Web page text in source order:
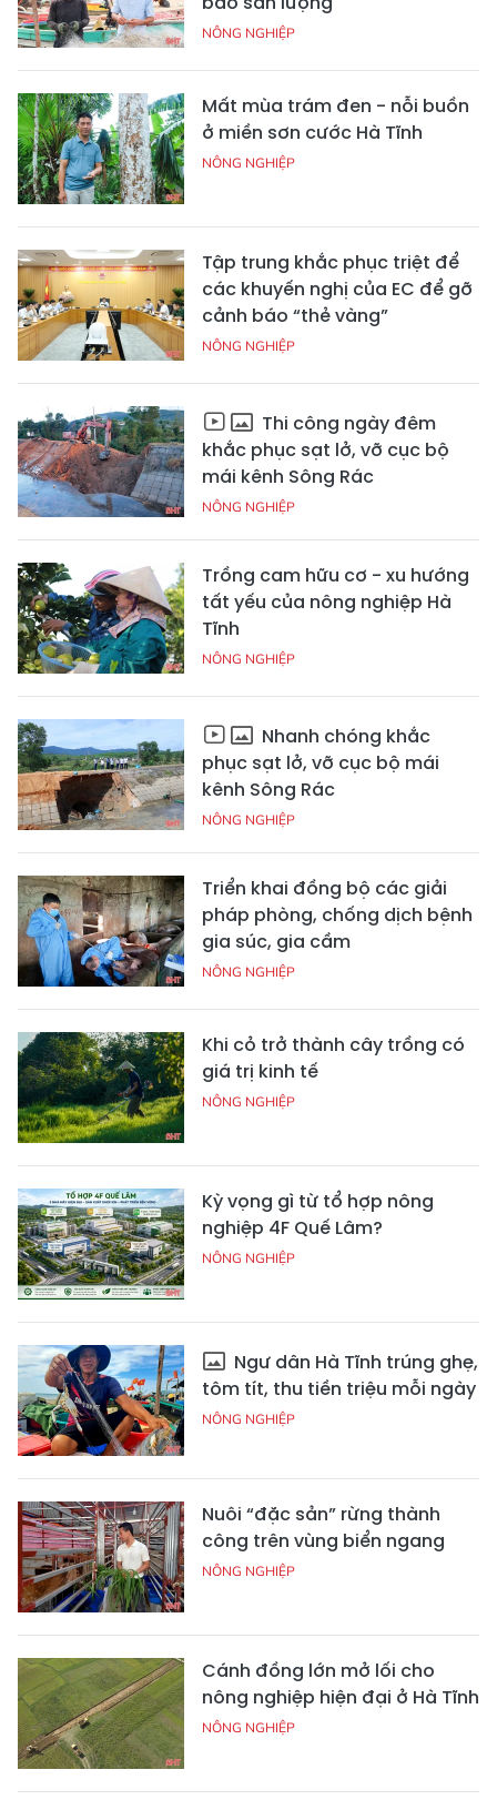
NÔNG NGHIỆP
Mất mùa trám đen - nỗi buồn
ở miền sơn cước Hà Tĩnh
NÔNG NGHIỆP
Tập trung khắc phục triệt để
các khuyến nghị của EC để gỡ
cảnh báo “thẻ vàng”
NÔNG NGHIỆP
Thi công ngày đêm
khắc phục sạt lở, vỡ cục bộ
mái kênh Sông Rác
NÔNG NGHIỆP
Trồng cam hữu cơ - xu hướng
tất yếu của nông nghiệp Hà
Tĩnh
NÔNG NGHIỆP
Nhanh chóng khắc
phục sạt lở, vỡ cục bộ mái
kênh Sông Rác
NÔNG NGHIỆP
Triển khai đồng bộ các giải
pháp phòng, chống dịch bệnh
gia súc, gia cầm
NÔNG NGHIỆP
Khi cỏ trở thành cây trồng có
giá trị kinh tế
NÔNG NGHIỆP
Kỳ vọng gì từ tổ hợp nông
nghiệp 4F Quế Lâm?
NÔNG NGHIỆP
Ngư dân Hà Tĩnh trúng ghẹ,
tôm tít, thu tiền triệu mỗi ngày
NÔNG NGHIỆP
Nuôi “đặc sản” rừng thành
công trên vùng biển ngang
NÔNG NGHIỆP
Cánh đồng lớn mở lối cho
nông nghiệp hiện đại ở Hà Tĩnh
NÔNG NGHIỆP